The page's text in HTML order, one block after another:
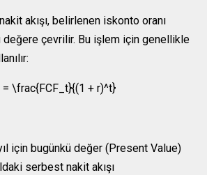
akışı, belirlenen iskonto oranı
değere çevrilir. Bu işlem için genellikle
= \frac{FCF_t}{(1 + r)^t}
için bugünkü değer (Present Value)
serbest nakit akışı